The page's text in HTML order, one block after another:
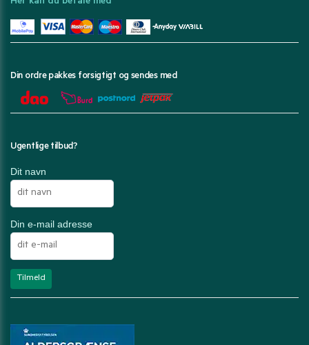
Din ordre pakkes forsigtigt og sendes med
Ugentlige tilbud?
Dit navn
Din e-mail adresse